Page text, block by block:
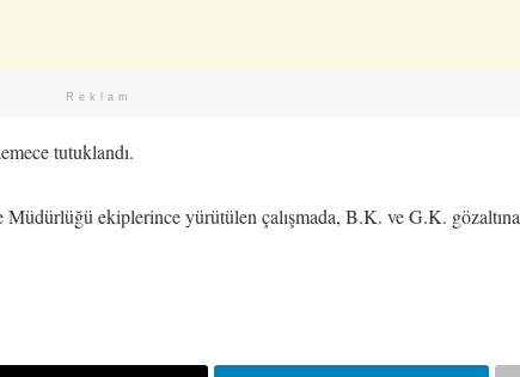
Reklam
tutuklandı.
ekiplerince yürütülen çalışmada, B.K. ve G.K. gözaltına